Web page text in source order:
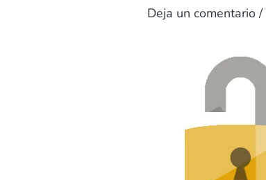
Deja un comentario /